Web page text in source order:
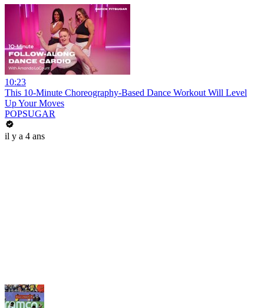
10:23
This 10-Minute Choreography-Based Dance Workout Will Level
Up Your Moves
POPSUGAR
il y a 4 ans